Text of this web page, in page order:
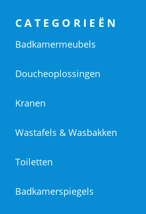
CATEGORIEËN
Badkamermeubels
Doucheoplossingen
Kranen
Wastafels & Wasbakken
Toiletten
Badkamerspiegels